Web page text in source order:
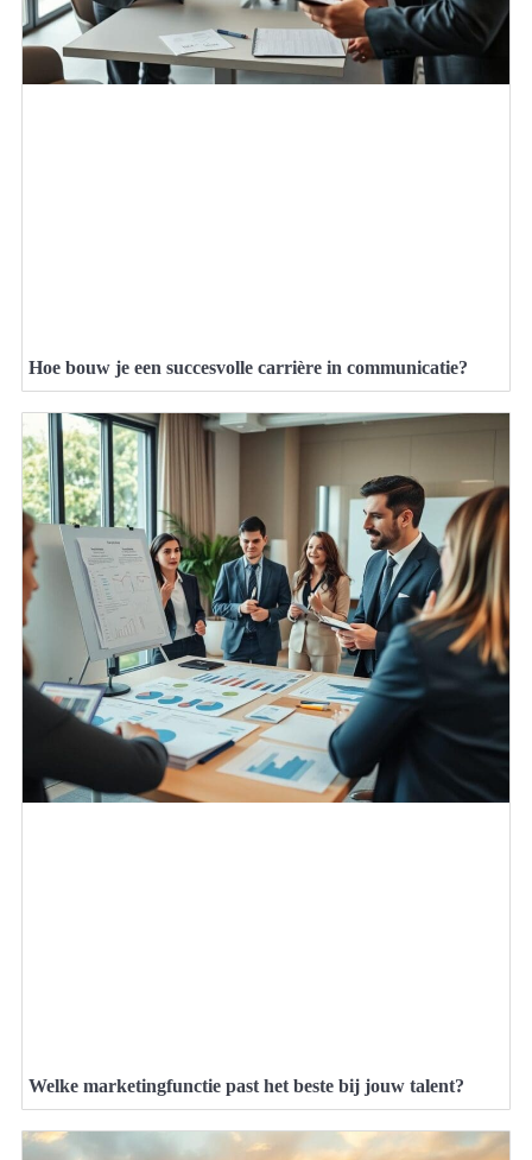
Hoe bouw je een succesvolle carrière in communicatie?
Welke marketingfunctie past het beste bij jouw talent?